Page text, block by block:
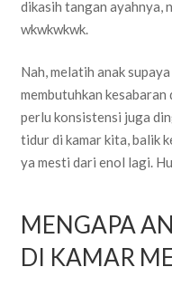
dikasih tangan ayahnya,
wkwkwkwk.
Nah, melatih anak
membutuhkan
perlu konsistensi juga
tidur di kamar kita, balik
ya mesti dari enol lagi.
MENGAPA
DI KAMAR